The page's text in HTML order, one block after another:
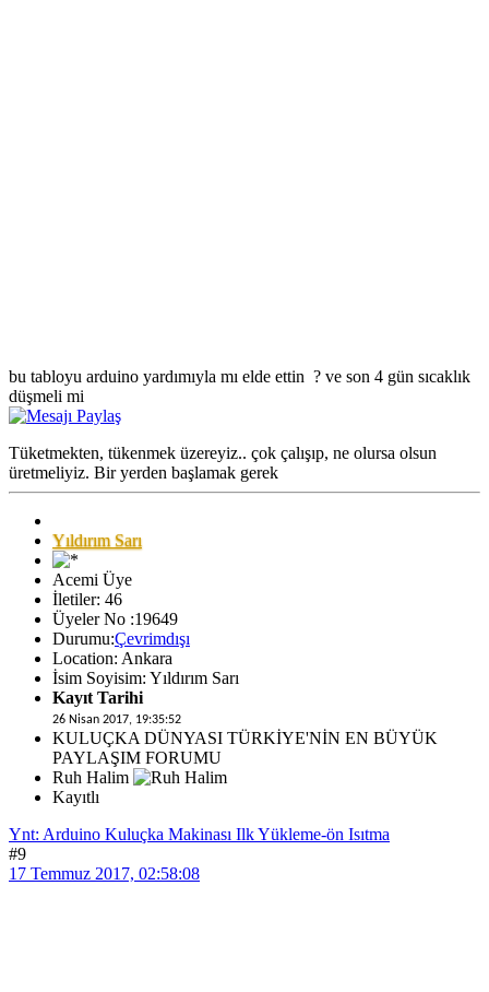
bu tabloyu arduino yardımıyla mı elde ettin ? ve son 4 gün sıcaklık
düşmeli mi
Tüketmekten, tükenmek üzereyiz.. çok çalışıp, ne olursa olsun
üretmeliyiz. Bir yerden başlamak gerek
Yıldırım Sarı
Acemi Üye
İletiler: 46
Üyeler No :19649
Durumu:Çevrimdışı
Location: Ankara
İsim Soyisim: Yıldırım Sarı
Kayıt Tarihi
26 Nisan 2017, 19:35:52
KULUÇKA DÜNYASI TÜRKİYE'NİN EN BÜYÜK
PAYLAŞIM FORUMU
Ruh Halim
Kayıtlı
Ynt: Arduino Kuluçka Makinası Ilk Yükleme-ön Isıtma
#9
17 Temmuz 2017, 02:58:08